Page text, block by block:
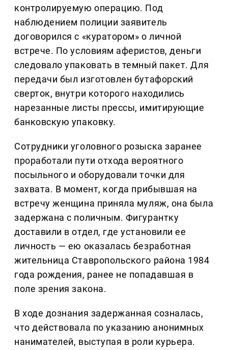
контролируемую операцию. Под
наблюдением полиции заявитель
договорился с «куратором» о личной
встрече. По условиям аферистов, деньги
следовало упаковать в темный пакет. Для
передачи был изготовлен бутафорский
сверток, внутри которого находились
нарезанные листы прессы, имитирующие
банковскую упаковку.
Сотрудники уголовного розыска заранее
проработали пути отхода вероятного
посыльного и оборудовали точки для
захвата. В момент, когда прибывшая на
встречу женщина приняла муляж, она была
задержана с поличным. Фигурантку
доставили в отдел, где установили ее
личность — ею оказалась безработная
жительница Ставропольского района 1984
года рождения, ранее не попадавшая в
поле зрения закона.
В ходе дознания задержанная созналась,
что действовала по указанию анонимных
нанимателей, выступая в роли курьера.